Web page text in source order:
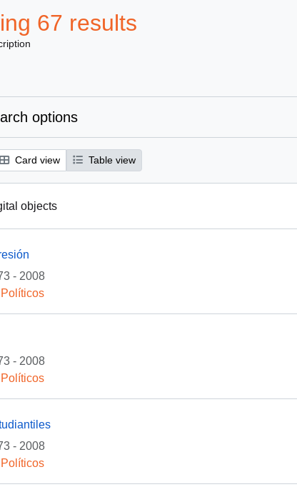
67 results
options
Card view Table view
objects
- 2008
- 2008
- 2008